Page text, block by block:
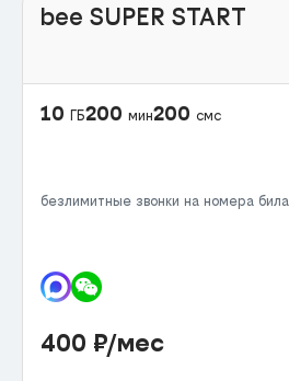
bee SUPER START
10 ГБ200 мин200 смс
безлимитные звонки на номера
400 ₽/мес